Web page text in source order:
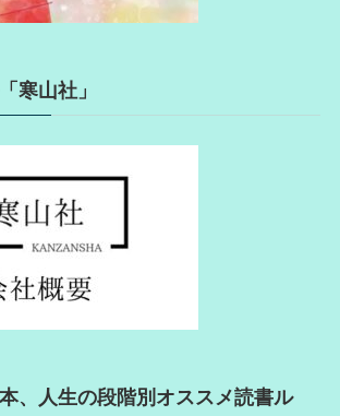
寒山社」
、人生の段階別オススメ読書ル